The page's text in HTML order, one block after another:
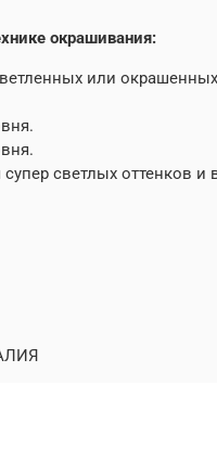
окрашивания:
или
светлых оттенков